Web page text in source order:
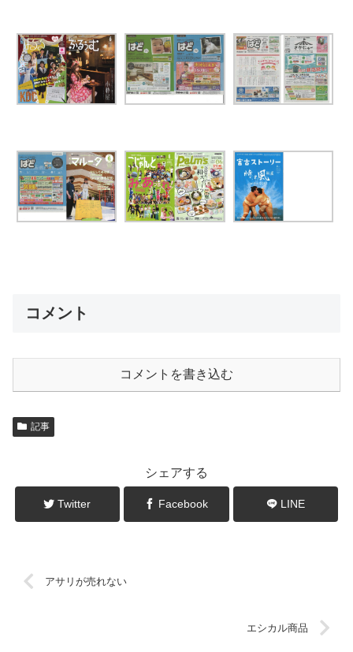
コメント
コメントを書き込む
記事
シェアする
Twitter Facebook LINE
アサリが売れない
エシカル商品